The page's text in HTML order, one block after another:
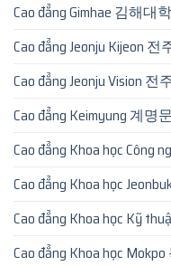
Cao đẳng Gimhae 김해대
Cao đẳng Jeonju Kijeon
Cao đẳng Jeonju Vision
Cao đẳng Keimyung 계명
Cao đẳng Khoa học Công
Cao đẳng Khoa học
Cao đẳng Khoa học Kỹ
Cao đẳng Khoa học